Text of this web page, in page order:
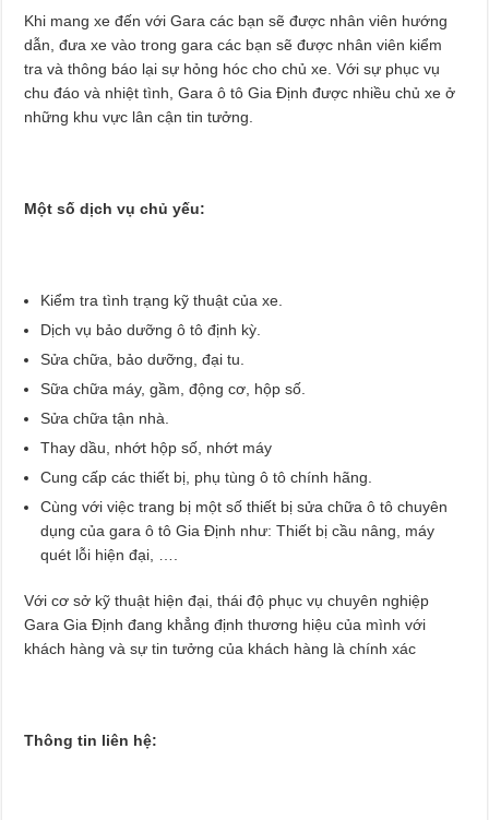
Khi mang xe đến với Gara các bạn sẽ được nhân viên hướng
dẫn, đưa xe vào trong gara các bạn sẽ được nhân viên kiểm
tra và thông báo lại sự hỏng hóc cho chủ xe. Với sự phục vụ
chu đáo và nhiệt tình, Gara ô tô Gia Định được nhiều chủ xe ở
những khu vực lân cận tin tưởng.
Một số dịch vụ chủ yếu:
Kiểm tra tình trạng kỹ thuật của xe.
Dịch vụ bảo dưỡng ô tô định kỳ.
Sửa chữa, bảo dưỡng, đại tu.
Sữa chữa máy, gầm, động cơ, hộp số.
Sửa chữa tận nhà.
Thay dầu, nhớt hộp số, nhớt máy
Cung cấp các thiết bị, phụ tùng ô tô chính hãng.
Cùng với việc trang bị một số thiết bị sửa chữa ô tô chuyên
dụng của gara ô tô Gia Định như: Thiết bị cầu nâng, máy
quét lỗi hiện đại, ….
Với cơ sở kỹ thuật hiện đại, thái độ phục vụ chuyên nghiệp
Gara Gia Định đang khẳng định thương hiệu của mình với
khách hàng và sự tin tưởng của khách hàng là chính xác
Thông tin liên hệ: